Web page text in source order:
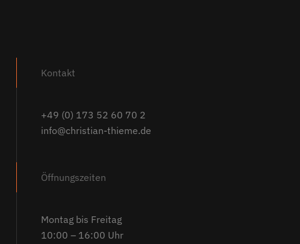
Kontakt
+49 (0) 173 52 60 70 2
info@christian-thieme.de
Öffnungszeiten
Montag bis Freitag
10:00 – 16:00 Uhr